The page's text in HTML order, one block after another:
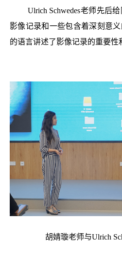
Ulrich Schwedes老师先后
影像记录和一些包含着深刻意
的语言讲述了影像记录的重要性
胡婧璇老师与Ulrich